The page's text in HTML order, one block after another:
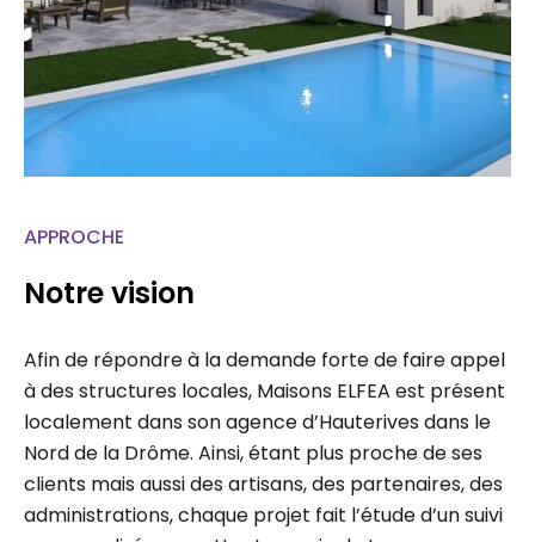
APPROCHE
Notre vision
à des structures locales, Maisons ELFEA est présent
localement dans son agence d’Hauterives dans le
Nord de la Drôme. Ainsi, étant plus proche de ses
clients mais aussi des artisans, des partenaires, des
administrations, chaque projet fait l’étude d’un suivi
personnalisé permettant un gain de temps…